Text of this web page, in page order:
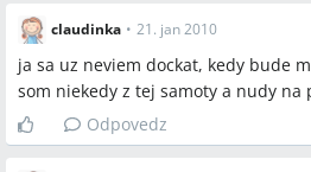
claudinka • 21. jan 2010
ja sa uz neviem dockat, kedy bude
som niekedy z tej samoty a nudy na
Odpovedz